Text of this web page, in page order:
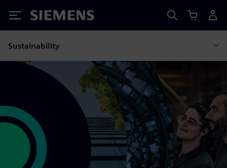
Siemens
Sustainability